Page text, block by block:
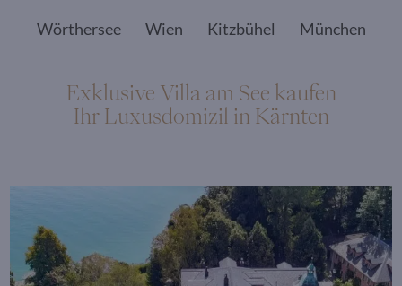
Wörthersee Wien Kitzbühel München
Exklusive Villa am See kaufen
Ihr Luxusdomizil in Kärnten